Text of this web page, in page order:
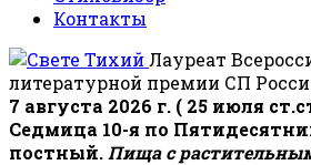
Контакты
Лауреат
литературной премии СП
7 августа 2026 г. ( 25 июля
Седмица 10-я по
постный. Пища с